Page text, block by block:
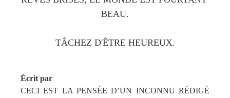
BEAU.
TÂCHEZ D'ÊTRE HEUREUX.
Écrit par
CECI EST LA PENSÉE D’UN INCONNU RÉDIGÉ